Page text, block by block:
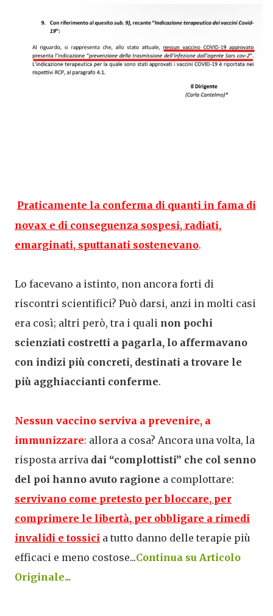
Praticamente la conferma di quanti in fama di
novax e di conseguenza sospesi, radiati,
emarginati, sputtanati sostenevano.
Lo facevano a istinto, non ancora forti di
riscontri scientifici? Può darsi, anzi in molti casi
era così; altri però, tra i quali non pochi
scienziati costretti a pagarla, lo affermavano
con indizi più concreti, destinati a trovare le
più agghiaccianti conferme.
Nessun vaccino serviva a prevenire, a
immunizzare: allora a cosa? Ancora una volta, la
risposta arriva dai “complottisti” che col senno
del poi hanno avuto ragione a complottare:
servivano come pretesto per bloccare, per
comprimere le libertà, per obbligare a rimedi
invalidi e tossici a tutto danno delle terapie più
efficaci e meno costose...Continua su Articolo
Originale...